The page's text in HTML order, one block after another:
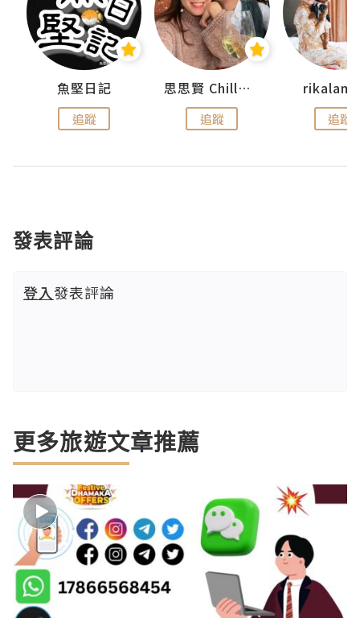
魚堅日記
追蹤
思思賢 ChillMyBabe
追蹤 追蹤
發表評論
登入發表評論
更多旅遊文章推薦